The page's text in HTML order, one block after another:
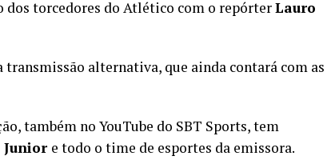
dos torcedores do Atlético com o repórterLauro
transmissão alternativa, que ainda contará com as
também no YouTube do SBT Sports, tem
Junior e todo o time de esportes da emissora.